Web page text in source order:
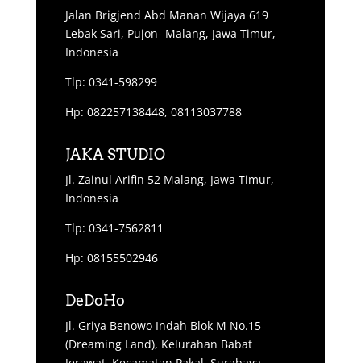
Jalan Brigjend Abd Manan Wijaya 619
Lebak Sari, Pujon- Malang, Jawa Timur,
Indonesia
Tlp: 0341-598299
Hp: 082257138448, 08113037788
JAKA STUDIO
Jl. Zainul Arifin 52 Malang, Jawa Timur,
Indonesia
Tlp: 0341-7562811
Hp: 08155502946
DeDoHo
Jl. Griya Benowo Indah Blok M No.15
(Dreaming Land), Kelurahan Babat